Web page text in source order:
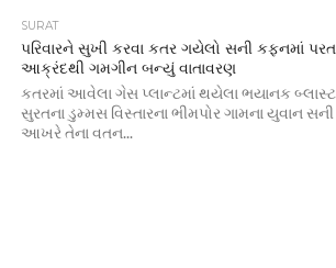
SURAT
પરિવારને સુખી કરવા કતર ગયેલો સની કફનમાં પરત
આક્રંદથી ગમગીન બન્યું વાતાવરણ
કતરમાં આવેલા ગેસ પ્લાન્ટમાં થયેલા ભયાનક
સુરતના ડુમ્મસ વિસ્તારના ભીમપોર ગામના યુવાન સની
આખરે તેના વતન...